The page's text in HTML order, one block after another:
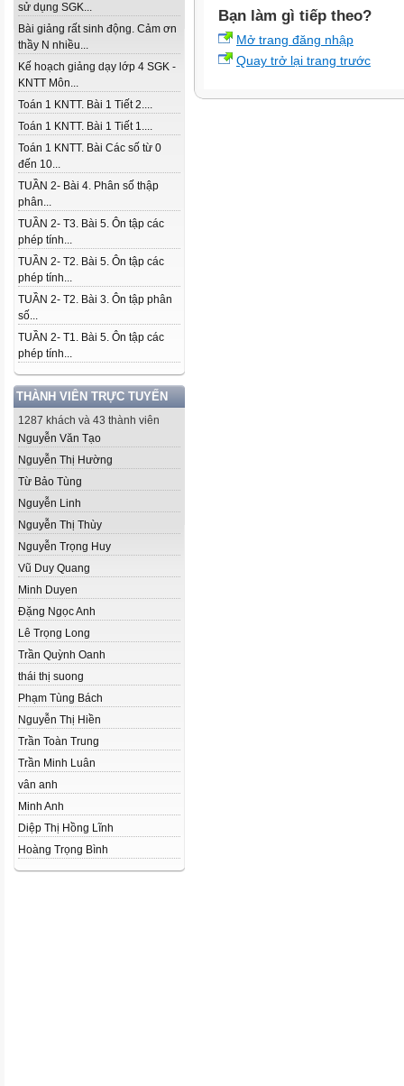
sử dụng SGK...
Bài giảng rất sinh động. Cảm ơn
thầy N nhiều...
Kế hoạch giảng dạy lớp 4 SGK -
KNTT Môn...
Toán 1 KNTT. Bài 1 Tiết 2....
Toán 1 KNTT. Bài 1 Tiết 1....
Toán 1 KNTT. Bài Các số từ 0
đến 10...
TUẦN 2- Bài 4. Phân số thập
phân...
TUẦN 2- T3. Bài 5. Ôn tập các
phép tính...
TUẦN 2- T2. Bài 5. Ôn tập các
phép tính...
TUẦN 2- T2. Bài 3. Ôn tập phân
số...
TUẦN 2- T1. Bài 5. Ôn tập các
phép tính...
THÀNH VIÊN TRỰC TUYẾN
1287 khách và 43 thành viên
Nguyễn Văn Tạo
Nguyễn Thị Hường
Từ Bảo Tùng
Nguyễn Linh
Nguyễn Thị Thùy
Nguyễn Trọng Huy
Vũ Duy Quang
Minh Duyen
Đặng Ngọc Anh
Lê Trọng Long
Trần Quỳnh Oanh
thái thị suong
Phạm Tùng Bách
Nguyễn Thị Hiền
Trần Toàn Trung
Trần Minh Luân
vân anh
Minh Anh
Diệp Thị Hồng Lĩnh
Hoàng Trọng Bình
Bạn làm gì tiếp theo?
Mở trang đăng nhập
Quay trở lại trang trước